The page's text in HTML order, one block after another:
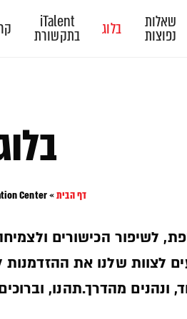
שאלות
נפוצות בלוג iTalent
בתקשורת
דף הבית»
Center
לשיפור הכישורים
לצוות שלנו את
ונהנים מהדרך.תהנו,